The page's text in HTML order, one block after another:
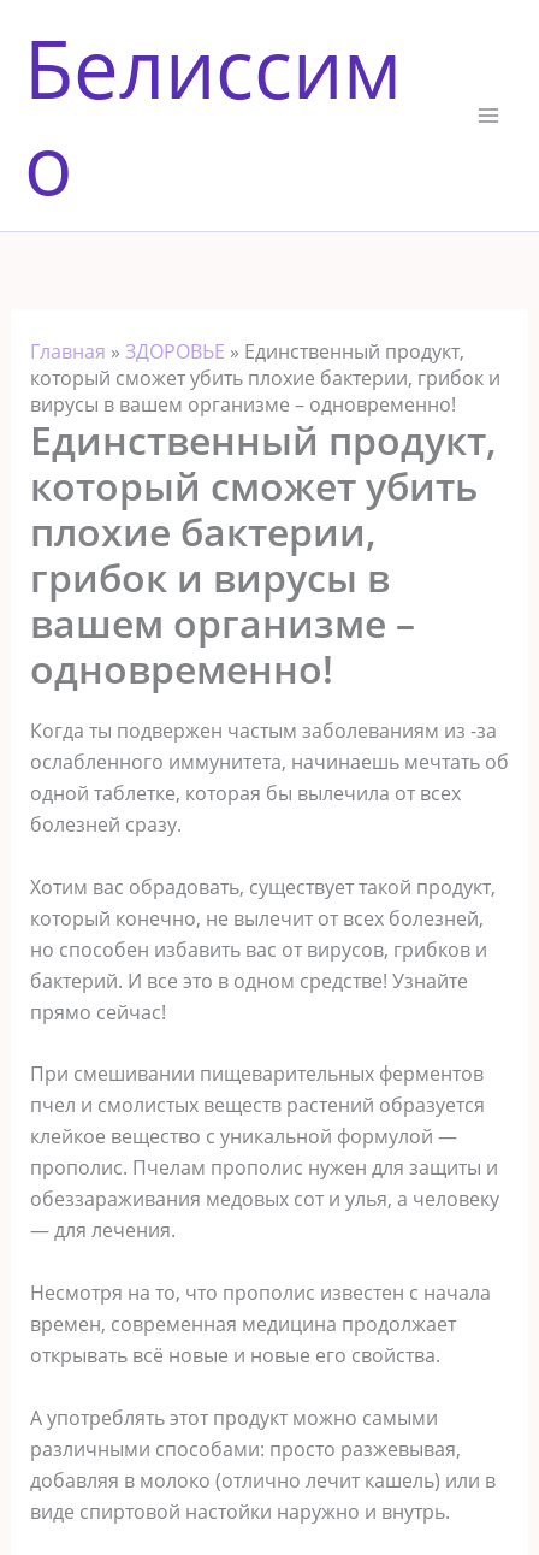
содержимому
Белиссим
о
Главная » ЗДОРОВЬЕ » Единственный продукт,
который сможет убить плохие бактерии, грибок и
вирусы в вашем организме – одновременно!
Единственный продукт,
который сможет убить
плохие бактерии,
грибок и вирусы в
вашем организме –
одновременно!
Когда ты подвержен частым заболеваниям из -за
ослабленного иммунитета, начинаешь мечтать об
одной таблетке, которая бы вылечила от всех
болезней сразу.
Хотим вас обрадовать, существует такой продукт,
который конечно, не вылечит от всех болезней,
но способен избавить вас от вирусов, грибков и
бактерий. И все это в одном средстве! Узнайте
прямо сейчас!
При смешивании пищеварительных ферментов
пчел и смолистых веществ растений образуется
клейкое вещество с уникальной формулой —
прополис. Пчелам прополис нужен для защиты и
обеззараживания медовых сот и улья, а человеку
— для лечения.
Несмотря на то, что прополис известен с начала
времен, современная медицина продолжает
открывать всё новые и новые его свойства.
А употреблять этот продукт можно самыми
различными способами: просто разжевывая,
добавляя в молоко (отлично лечит кашель) или в
виде спиртовой настойки наружно и внутрь.